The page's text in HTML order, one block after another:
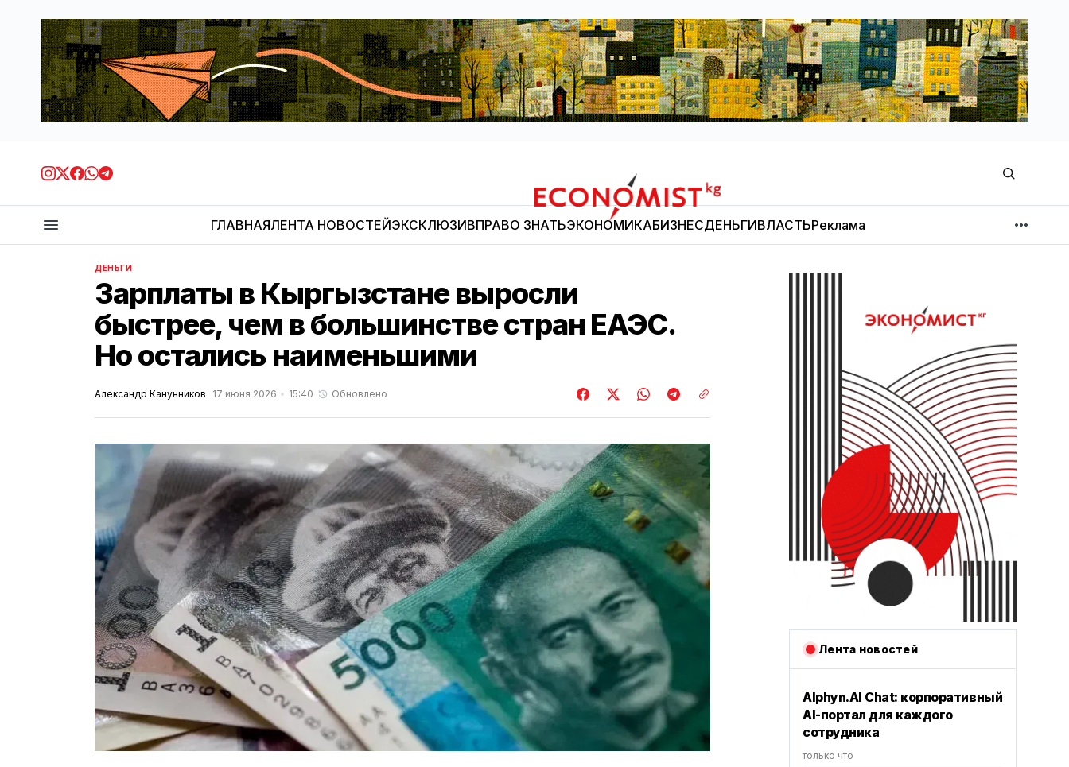
Economist.kg
ГЛАВНАЯЛЕНТА НОВОСТЕЙЭКСКЛЮЗИВПРАВО ЗНАТЬЭКОНОМИКАБИЗНЕСДЕНЬГИВЛАСТЬРеклама
МНЕНИЕ
ДЕНЬГИ
Зарплаты в Кыргызстане выросли
быстрее, чем в большинстве стран ЕАЭС.
Но остались наименьшими
Александр Канунников 17 июня 2026 15:40 Обновлено
Лента новостей
Alphyn.AI Chat: корпоративный
AI-портал для каждого
сотрудника
только что